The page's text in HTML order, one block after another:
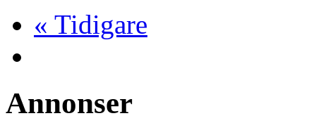
« Tidigare
Annonser